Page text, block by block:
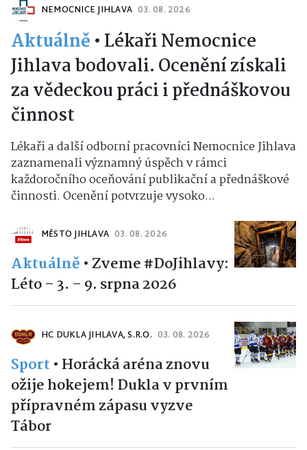
NEMOCNICE JIHLAVA 03. 08. 2026
Aktuálně • Lékaři Nemocnice
Jihlava bodovali. Ocenění získali
za vědeckou práci i přednáškovou
činnost
Lékaři a další odborní pracovníci Nemocnice Jihlava
zaznamenali významný úspěch v rámci
každoročního oceňování publikační a přednáškové
činnosti. Ocenění potvrzuje vysoko...
MĚSTO JIHLAVA 03. 08. 2026
Aktuálně • Zveme #DoJihlavy:
Léto – 3. – 9. srpna 2026
HC DUKLA JIHLAVA, S.R.O. 03. 08. 2026
Sport • Horácká aréna znovu
ožije hokejem! Dukla v prvním
přípravném zápasu vyzve
Tábor